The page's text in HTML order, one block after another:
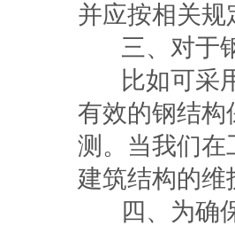
并应按相关规
三、对于
比如可采
有效的钢结构
测。当我们在
建筑结构的
四、为确